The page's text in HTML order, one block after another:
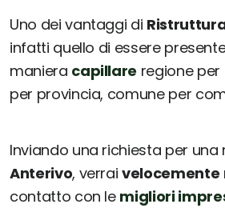
Uno dei vantaggi di
infatti quello di essere
maniera capillare regione
per provincia, comune per
Inviando una richiesta per
Anterivo, verraivelocemente
contatto con le migliori